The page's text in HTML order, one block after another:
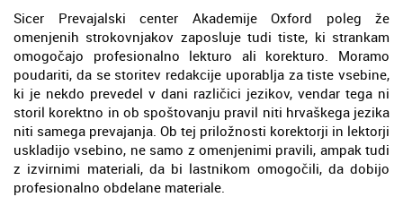
Sicer Prevajalski center Akademije Oxford poleg že
omenjenih strokovnjakov zaposluje tudi tiste, ki strankam
omogočajo profesionalno lekturo ali korekturo. Moramo
poudariti, da se storitev redakcije uporablja za tiste vsebine,
ki je nekdo prevedel v dani različici jezikov, vendar tega ni
storil korektno in ob spoštovanju pravil niti hrvaškega jezika
niti samega prevajanja. Ob tej priložnosti korektorji in lektorji
uskladijo vsebino, ne samo z omenjenimi pravili, ampak tudi
z izvirnimi materiali, da bi lastnikom omogočili, da dobijo
profesionalno obdelane materiale.